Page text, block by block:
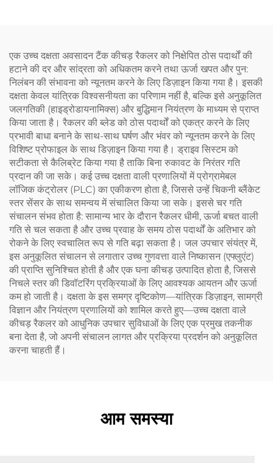
एक उच्च दक्षता अवसादन टैंक कीचड़ रैकलर को निक्षेपित ठोस पदार्थों की
हटाने की दर और सांद्रता को अधिकतम करने तथा ऊर्जा खपत और पुन:
निलंबन की संभावना को न्यूनतम करने के लिए डिज़ाइन किया गया है। इसकी
दक्षता केवल यांत्रिक विश्वसनीयता का परिणाम नहीं है, बल्कि इसे अनुकूलित
जलगतिकी (हाइड्रोडायनामिक्स) और बुद्धिमान नियंत्रण के माध्यम से प्राप्त
किया जाता है। रैकलर की ब्लेड को ठोस पदार्थों को एकत्र करने के लिए
प्रभावी बाधा बनाने के साथ-साथ घर्षण और भंवर को न्यूनतम करने के लिए
विशिष्ट प्रोफाइल के साथ डिज़ाइन किया गया है। ड्राइव सिस्टम को
सटीकता से कैलिब्रेट किया गया है ताकि बिना रुकावट के निरंतर गति
प्रदान की जा सके। कई उच्च दक्षता वाली प्रणालियों में प्रोग्रामेबल
लॉजिक कंट्रोलर (PLC) का एकीकरण होता है, जिससे उन्हें चिकनी ब्लैंकेट
स्तर सेंसर के साथ समन्वय में संचालित किया जा सके। इससे चर गति
संचालन संभव होता है: सामान्य भार के दौरान रैकलर धीमी, ऊर्जा बचत वाली
गति से चल सकता है और उच्च प्रवाह के समय ठोस पदार्थों के अतिभार को
रोकने के लिए स्वचालित रूप से गति बढ़ा सकता है। जल उपचार संयंत्र में,
इस अनुकूलित संचालन से लगातार उच्च गुणवत्ता वाले निष्कासन (एफ्लुएंट)
की प्राप्ति सुनिश्चित होती है और एक घना कीचड़ उत्पादित होता है, जिससे
निचले स्तर की डिवॉटरिंग प्रक्रियाओं के लिए आवश्यक आयतन और ऊर्जा
कम हो जाती है। दक्षता के इस समग्र दृष्टिकोण—यांत्रिक डिज़ाइन, सामग्री
विज्ञान और नियंत्रण प्रणालियों को शामिल करते हुए—उच्च दक्षता वाले
कीचड़ रैकलर को आधुनिक उपचार सुविधाओं के लिए एक प्रमुख तकनीक
बना देता है, जो अपनी संचालन लागत और प्रक्रिया प्रदर्शन को अनुकूलित
करना चाहती हैं।
आम समस्या